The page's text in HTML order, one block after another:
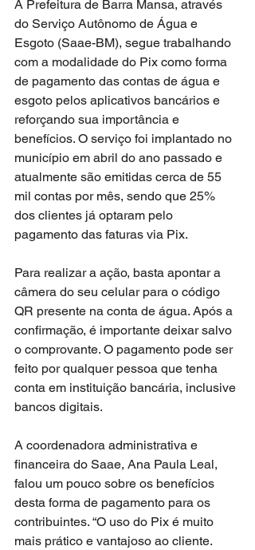
A Prefeitura de Barra Mansa, através
do Serviço Autônomo de Água e
Esgoto (Saae-BM), segue trabalhando
com a modalidade do Pix como forma
de pagamento das contas de água e
esgoto pelos aplicativos bancários e
reforçando sua importância e
benefícios. O serviço foi implantado no
município em abril do ano passado e
atualmente são emitidas cerca de 55
mil contas por mês, sendo que 25%
dos clientes já optaram pelo
pagamento das faturas via Pix.
Para realizar a ação, basta apontar a
câmera do seu celular para o código
QR presente na conta de água. Após a
confirmação, é importante deixar salvo
o comprovante. O pagamento pode ser
feito por qualquer pessoa que tenha
conta em instituição bancária, inclusive
bancos digitais.
A coordenadora administrativa e
financeira do Saae, Ana Paula Leal,
falou um pouco sobre os benefícios
desta forma de pagamento para os
contribuintes. “O uso do Pix é muito
mais prático e vantajoso ao cliente.